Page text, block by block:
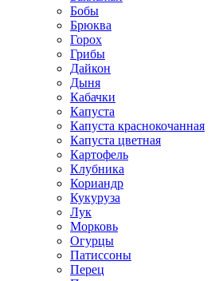
Бобы
Брюква
Горох
Грибы
Дайкон
Дыня
Кабачки
Капуста
Капуста краснокочанная
Капуста цветная
Картофель
Клубника
Кориандр
Кукуруза
Лук
Морковь
Огурцы
Патиссоны
Перец